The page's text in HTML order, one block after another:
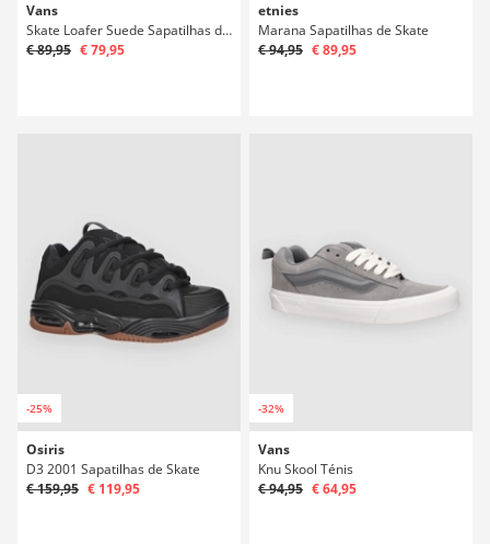
Vans
Skate Loafer Suede Sapatilhas de Skate
€ 89,95 € 79,95
etnies
Marana Sapatilhas de Skate
€ 94,95 € 89,95
-25%
Osiris
D3 2001 Sapatilhas de Skate
€ 159,95 € 119,95
-32%
Vans
Knu Skool Ténis
€ 94,95 € 64,95